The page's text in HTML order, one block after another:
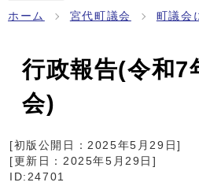
ホーム 宮代町議会 町議会
行政報告(令和7
会)
[初版公開日：2025年5月29日]
[更新日： 2025年5月29日 ]
ID:24701